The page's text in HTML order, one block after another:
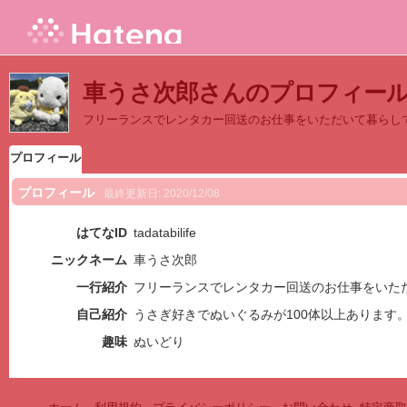
車うさ次郎さんのプロフィー
フリーランスでレンタカー回送のお仕事をいただいて暮らし
プロフィール
プロフィール 最終更新日: 2020/12/08
はてなID tadatabilife
ニックネーム 車うさ次郎
一行紹介 フリーランスでレンタカー回送のお仕事をいた
自己紹介 うさぎ好きでぬいぐるみが100体以上あります
趣味 ぬいどり